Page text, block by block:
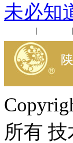
未必知
| |
所有 技